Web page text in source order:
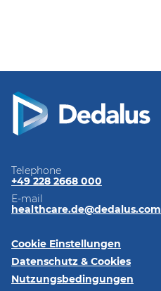
Telephone
+49 228 2668 000
E-mail
healthcare.de@dedalus.com
Cookie Einstellungen
Datenschutz & Cookies
Nutzungsbedingungen